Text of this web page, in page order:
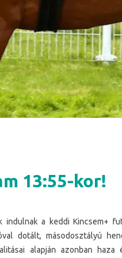
13:55-kor!
indulnak a keddi Kincsem+
dotált, másodosztályú
alapján azonban